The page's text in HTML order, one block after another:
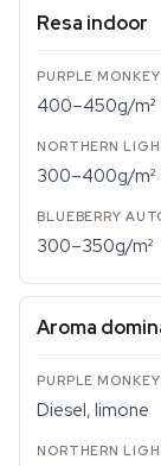
Resa indoor
400–450g/m²
300–400g/m²
300–350g/m²
Aroma
Diesel, limone